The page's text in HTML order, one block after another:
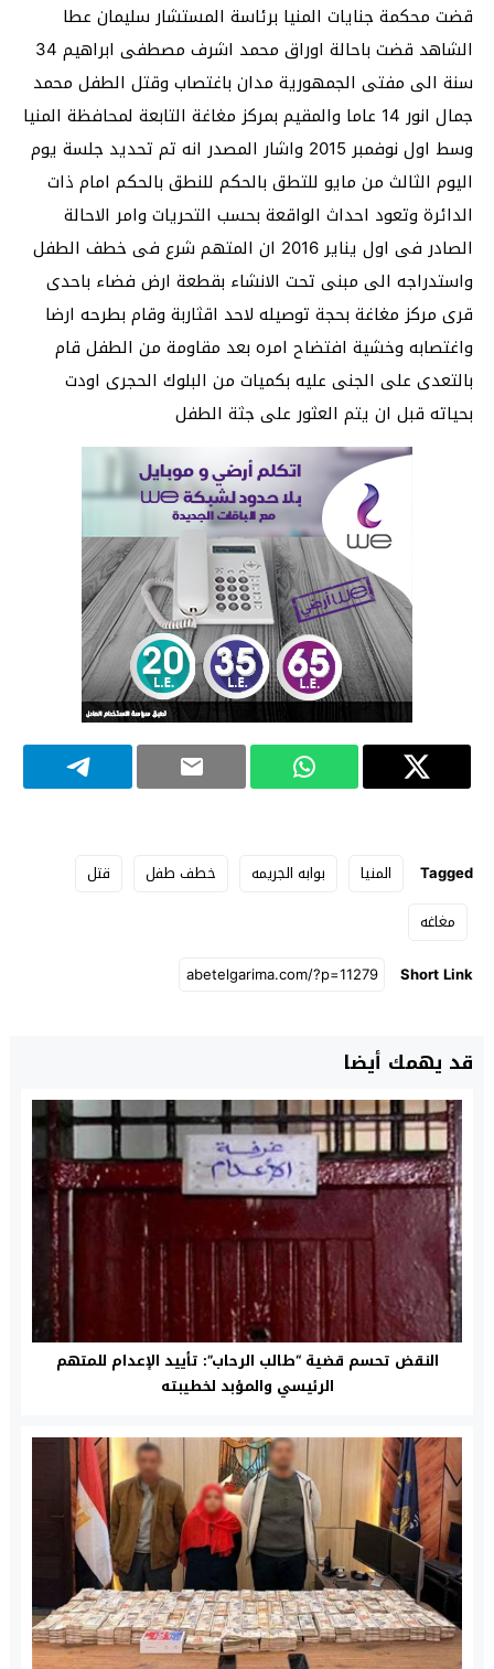
قضت محكمة جنايات المنيا برئاسة المستشار سليمان عطا
الشاهد قضت باحالة اوراق محمد اشرف مصطفى ابراهيم 34
سنة الى مفتى الجمهورية مدان باغتصاب وقتل الطفل محمد
جمال انور 14 عاما والمقيم بمركز مغاغة التابعة لمحافظة المنيا
وسط اول نوفمبر 2015 واشار المصدر انه تم تحديد جلسة يوم
اليوم الثالث من مايو للتطق بالحكم للنطق بالحكم امام ذات
الدائرة وتعود احداث الواقعة بحسب التحريات وامر الاحالة
الصادر فى اول يناير 2016 ان المتهم شرع فى خطف الطفل
واستدراجه الى مبنى تحت الانشاء بقطعة ارض فضاء باحدى
قرى مركز مغاغة بحجة توصيله لاحد اقثاربة وقام بطرحه ارضا
واغتصابه وخشية افتضاح امره بعد مقاومة من الطفل قام
بالتعدى على الجنى عليه بكميات من البلوك الحجرى اودت
بحياته قبل ان يتم العثور على جثة الطفل
Tagged المنيا بوابه الجريمه خطف طفل
قتل
مغاغه
Short Link
قد يهمك أيضا
النقض تحسم قضية “طالب الرحاب”: تأييد الإعدام للمتهم
الرئيسي والمؤبد لخطيبته